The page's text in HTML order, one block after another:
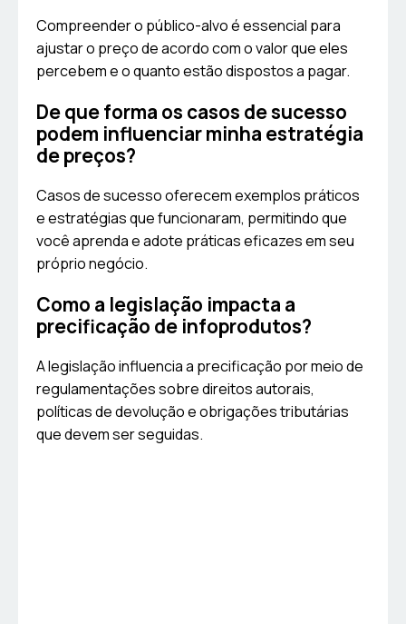
Compreender o público-alvo é essencial para
ajustar o preço de acordo com o valor que eles
percebem e o quanto estão dispostos a pagar.
De que forma os casos de sucesso
podem influenciar minha estratégia
de preços?
Casos de sucesso oferecem exemplos práticos
e estratégias que funcionaram, permitindo que
você aprenda e adote práticas eficazes em seu
próprio negócio.
Como a legislação impacta a
precificação de infoprodutos?
A legislação influencia a precificação por meio de
regulamentações sobre direitos autorais,
políticas de devolução e obrigações tributárias
que devem ser seguidas.